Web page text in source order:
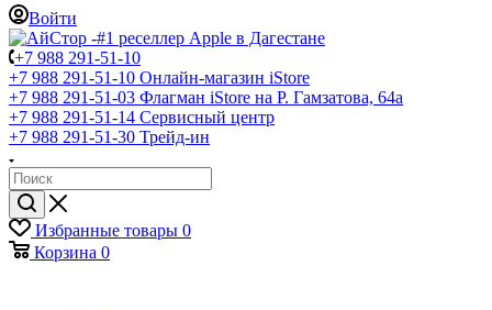
Войти
+7 988 291-51-10
+7 988 291-51-10 Онлайн-магазин iStore
+7 988 291-51-03 Флагман iStore на Р. Гамзатова, 64а
+7 988 291-51-14 Сервисный центр
+7 988 291-51-30 Трейд-ин
Избранные товары 0
Корзина 0